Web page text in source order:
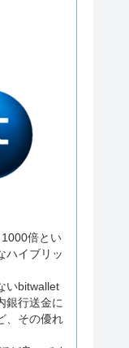
倍とい
ハイブリッ
いbitwallet
銀行送金に
、その優れ